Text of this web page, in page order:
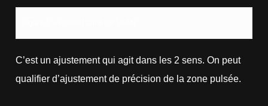
C’est un ajustement qui agit dans les 2 sens. On peut
qualifier d’ajustement de précision de la zone pulsée.